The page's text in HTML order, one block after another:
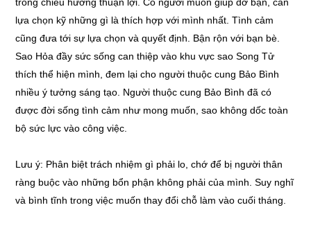
lựa chọn kỹ những gì là thích hợp với mình nhất. Tình cảm
cũng đưa tới sự lựa chọn và quyết định. Bận rộn với bạn bè.
Sao Hỏa đầy sức sống can thiệp vào khu vực sao Song Tử
thích thể hiện mình, đem lại cho người thuộc cung Bảo Bình
nhiều ý tưởng sáng tạo. Người thuộc cung Bảo Bình đã có
được đời sống tình cảm như mong muốn, sao không dốc toàn
bộ sức lực vào công việc.
Lưu ý: Phân biệt trách nhiệm gì phải lo, chớ để bị người thân
ràng buộc vào những bổn phận không phải của mình. Suy nghĩ
và bình tĩnh trong việc muốn thay đổi chỗ làm vào cuối tháng.